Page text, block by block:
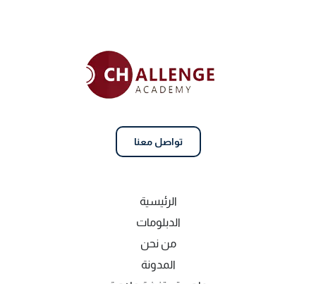
تواصل معنا
الرئيسية
الدبلومات
من نحن
المدونة